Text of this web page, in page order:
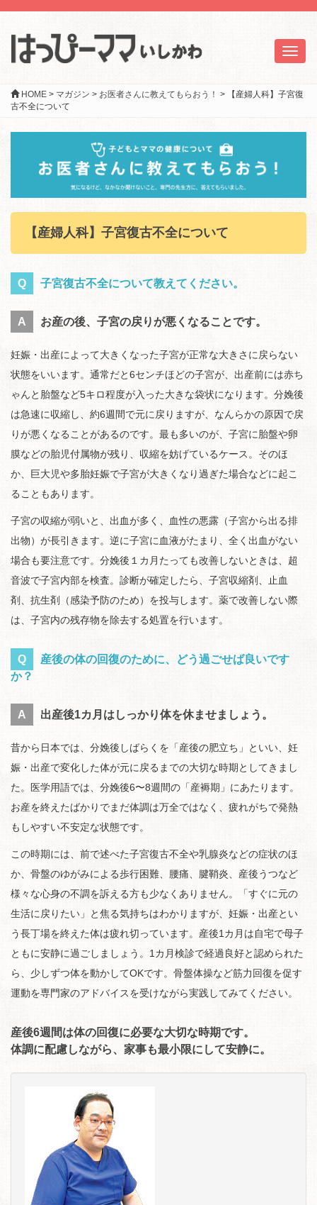
HOME > マガジン > お医者さんに教えてもらおう！ >
【産婦人科】子宮復
古不全について
【産婦人科】子宮復古不全について
Q 子宮復古不全について教えてください。
A お産の後、子宮の戻りが悪くなることです。
妊娠・出産によって大きくなった子宮が正常な大きさに戻らない
状態をいいます。通常だと6センチほどの子宮が、出産前には赤ち
ゃんと胎盤など5キロ程度が入った大きな袋状になります。分娩後
は急速に収縮し、約6週間で元に戻りますが、なんらかの原因で戻
りが悪くなることがあるのです。最も多いのが、子宮に胎盤や卵
膜などの胎児付属物が残り、収縮を妨げているケース。そのほ
か、巨大児や多胎妊娠で子宮が大きくなり過ぎた場合などに起こ
ることもあります。
子宮の収縮が弱いと、出血が多く、血性の悪露（子宮から出る排
出物）が長引きます。逆に子宮に血液がたまり、全く出血がない
場合も要注意です。分娩後１カ月たっても改善しないときは、超
音波で子宮内部を検査。診断が確定したら、子宮収縮剤、止血
剤、抗生剤（感染予防のため）を投与します。薬で改善しない際
は、子宮内の残存物を除去する処置を行います。
Q
産後の体の回復のために、どう過ごせば良いです
か？
A 出産後1カ月はしっかり体を休ませましょう。
昔から日本では、分娩後しばらくを「産後の肥立ち」といい、妊
娠・出産で変化した体が元に戻るまでの大切な時期としてきまし
た。医学用語では、分娩後6〜8週間の「産褥期」にあたります。
お産を終えたばかりでまだ体調は万全ではなく、疲れがちで発熱
もしやすい不安定な状態です。
この時期には、前で述べた子宮復古不全や乳腺炎などの症状のほ
か、骨盤のゆがみによる歩行困難、腰痛、腱鞘炎、産後うつなど
様々な心身の不調を訴える方も少なくありません。「すぐに元の
生活に戻りたい」と焦る気持ちはわかりますが、妊娠・出産とい
う長丁場を終えた体は疲れ切っています。産後1カ月は自宅で母子
ともに安静に過ごしましょう。1カ月検診で経過良好と認められた
ら、少しずつ体を動かしてOKです。骨盤体操など筋力回復を促す
運動を専門家のアドバイスを受けながら実践してみてください。
産後6週間は体の回復に必要な大切な時期です。
体調に配慮しながら、家事も最小限にして安静に。